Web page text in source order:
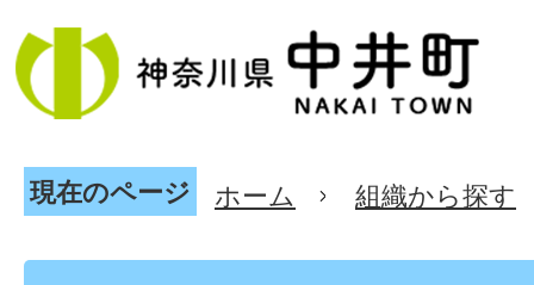
現在のページ ホーム 組織から探す